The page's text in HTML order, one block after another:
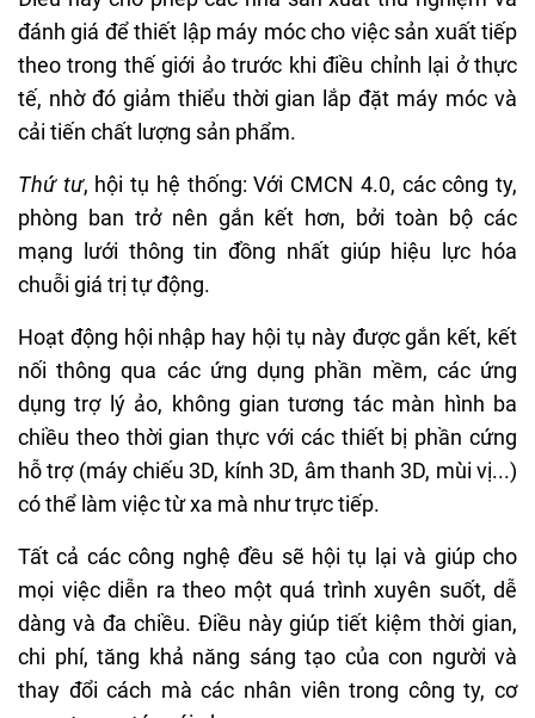
đánh giá để thiết lập máy móc cho việc sản xuất tiếp
theo trong thế giới ảo trước khi điều chỉnh lại ở thực
tế, nhờ đó giảm thiểu thời gian lắp đặt máy móc và
cải tiến chất lượng sản phẩm.
Thứ tư, hội tụ hệ thống: Với CMCN 4.0, các công ty,
phòng ban trở nên gắn kết hơn, bởi toàn bộ các
mạng lưới thông tin đồng nhất giúp hiệu lực hóa
chuỗi giá trị tự động.
Hoạt động hội nhập hay hội tụ này được gắn kết, kết
nối thông qua các ứng dụng phần mềm, các ứng
dụng trợ lý ảo, không gian tương tác màn hình ba
chiều theo thời gian thực với các thiết bị phần cứng
hỗ trợ (máy chiếu 3D, kính 3D, âm thanh 3D, mùi vị...)
có thể làm việc từ xa mà như trực tiếp.
Tất cả các công nghệ đều sẽ hội tụ lại và giúp cho
mọi việc diễn ra theo một quá trình xuyên suốt, dễ
dàng và đa chiều. Điều này giúp tiết kiệm thời gian,
chi phí, tăng khả năng sáng tạo của con người và
thay đổi cách mà các nhân viên trong công ty, cơ